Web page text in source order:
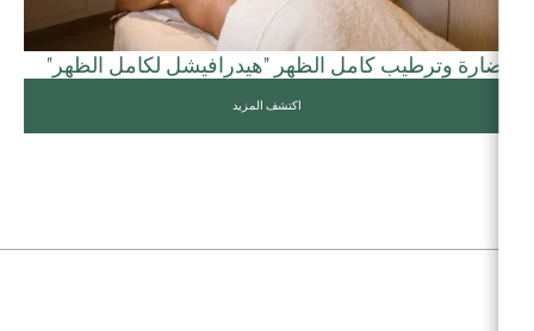
نضارة وترطيب كامل الظهر "هيدرافيشل لكامل الظهر"
اكتشف المزيد